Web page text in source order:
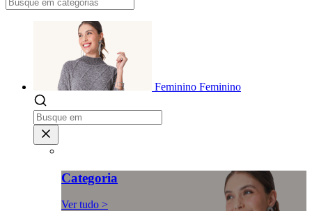
Feminino Feminino
Categoria
Ver tudo >